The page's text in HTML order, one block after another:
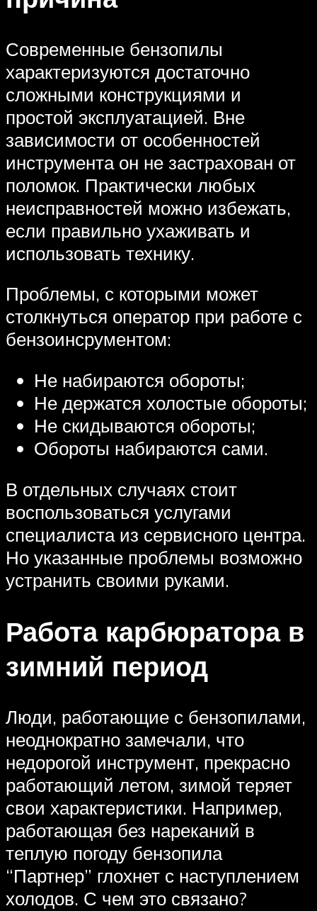
Современные бензопилы
характеризуются достаточно
сложными конструкциями и
простой эксплуатацией. Вне
зависимости от особенностей
инструмента он не застрахован от
поломок. Практически любых
неисправностей можно избежать,
если правильно ухаживать и
использовать технику.
Проблемы, с которыми может
столкнуться оператор при работе с
бензоинсрументом:
Не набираются обороты;
Не держатся холостые обороты;
Не скидываются обороты;
Обороты набираются сами.
В отдельных случаях стоит
воспользоваться услугами
специалиста из сервисного центра.
Но указанные проблемы возможно
устранить своими руками.
Работа карбюратора в
зимний период
Люди, работающие с бензопилами,
неоднократно замечали, что
недорогой инструмент, прекрасно
работающий летом, зимой теряет
свои характеристики. Например,
работающая без нареканий в
теплую погоду бензопила
“Партнер” глохнет с наступлением
холодов. С чем это связано?